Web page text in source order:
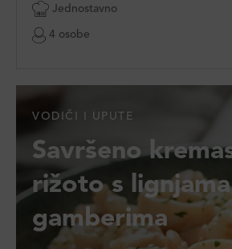
Jednostavno
4 osobe
VODIČI I UPUTE
Savršeno
rižoto s
gamberima